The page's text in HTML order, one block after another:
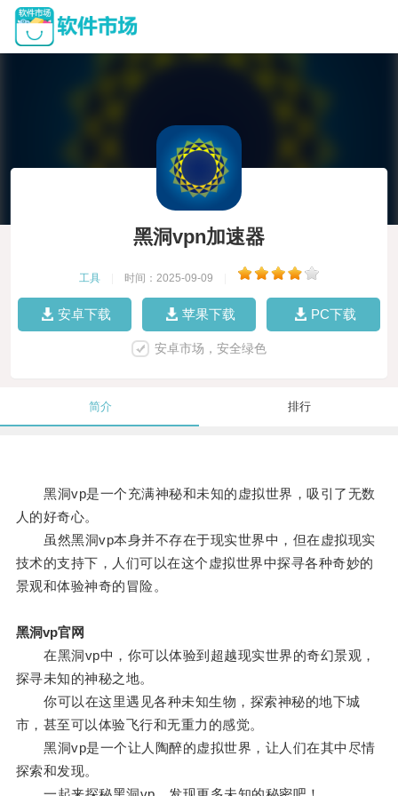
黑洞vpn加速器
工具 时间：2025-09-09
安卓下载 苹果下载 PC下载
安卓市场，安全绿色
简介 排行
黑洞vp是一个充满神秘和未知的虚拟世界，吸引了无数
人的好奇心。
虽然黑洞vp本身并不存在于现实世界中，但在虚拟现实
技术的支持下，人们可以在这个虚拟世界中探寻各种奇妙的
景观和体验神奇的冒险。
黑洞vp官网
在黑洞vp中，你可以体验到超越现实世界的奇幻景观，
探寻未知的神秘之地。
你可以在这里遇见各种未知生物，探索神秘的地下城
市，甚至可以体验飞行和无重力的感觉。
黑洞vp是一个让人陶醉的虚拟世界，让人们在其中尽情
探索和发现。